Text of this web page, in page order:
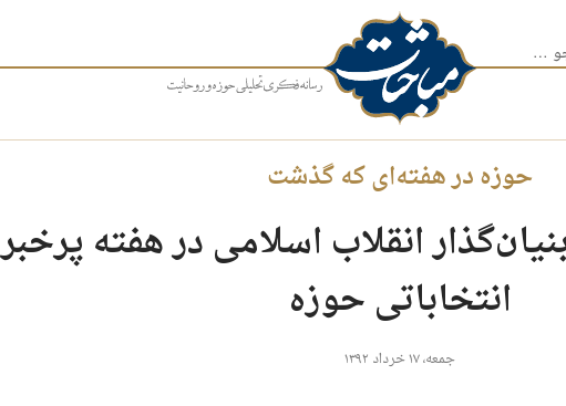
حوزه در هفته‌ای که گذشت
انقلاب اسلامی در هفته‌ پرخبر
انتخاباتی حوزه
جمعه، ۱۷ خرداد ۱۳۹۲